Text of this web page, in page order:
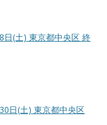
(土) 東京都中央区 終
日(土) 東京都中央区